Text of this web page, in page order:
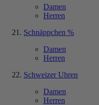
Damen
Herren
Schnäppchen %
Damen
Herren
Schweizer Uhren
Damen
Herren